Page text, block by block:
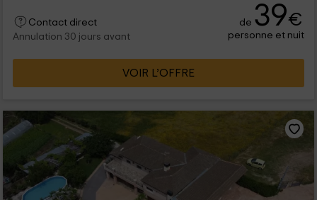
Contact direct
Annulation 30 jours avant
de 39€
personne et nuit
VOIR L’OFFRE